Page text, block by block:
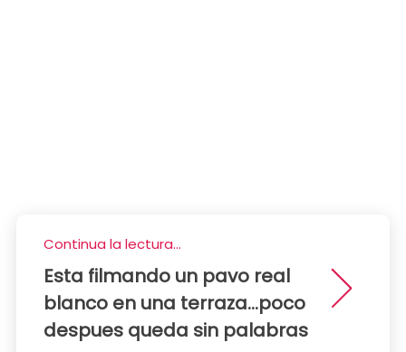
Continua la lectura...
Esta filmando un pavo real
blanco en una terraza...poco
despues queda sin palabras